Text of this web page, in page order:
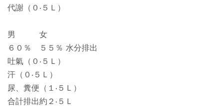
代謝（０‧５Ｌ）
男 女
６０％ ５５％ 水分排出
吐氣（０‧５Ｌ）
汗（０‧５Ｌ）
尿、糞便（１‧５Ｌ）
合計排出約２‧５Ｌ